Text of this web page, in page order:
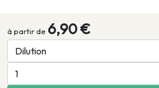
à partir de 6,90 €